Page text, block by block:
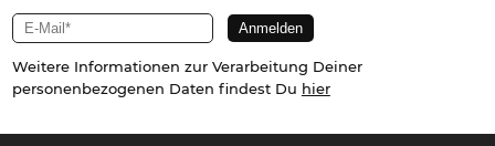
Weitere Informationen zur Verarbeitung Deiner
personenbezogenen Daten findest Du hier